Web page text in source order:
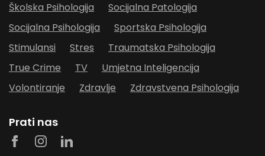
Školska Psihologija
Socijalna Patologija
Socijalna Psihologija
Sportska Psihologija
Stimulansi
Stres
Traumatska Psihologija
True Crime
TV
Umjetna Inteligencija
Volontiranje
Zdravlje Zdravstvena Psihologija
Prati nas